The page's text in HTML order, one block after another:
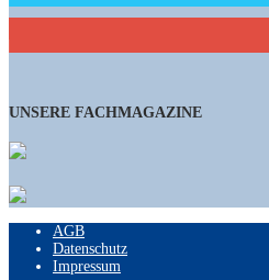
460 Abonnenten
UNSERE FACHMAGAZINE
AGB
Datenschutz
Impressum